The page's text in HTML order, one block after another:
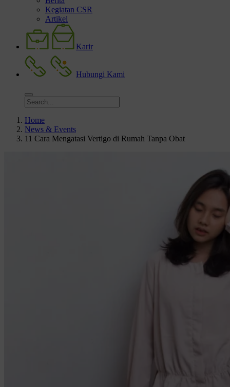
Kegiatan CSR
Artikel
Karir
Hubungi Kami
Home
News & Events
11 Cara Mengatasi Vertigo di Rumah Tanpa Obat